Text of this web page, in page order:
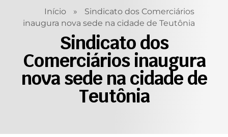
Início »
Sindicato dos Comerciários
inaugura nova sede na cidade de Teutônia
Sindicato dos
Comerciários inaugura
nova sede na cidade de
Teutônia